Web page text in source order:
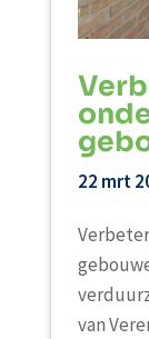
22 mrt
van